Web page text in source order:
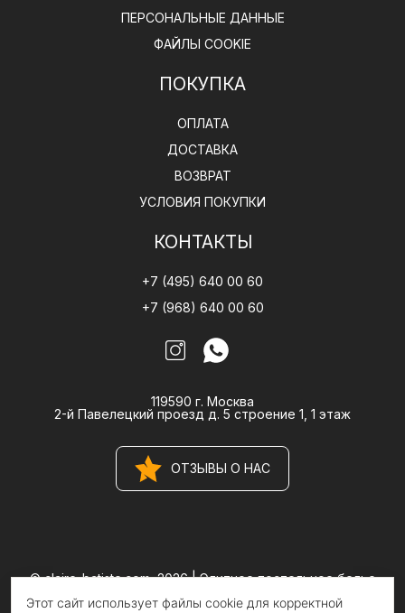
ПЕРСОНАЛЬНЫЕ ДАННЫЕ
ФАЙЛЫ COOKIE
ПОКУПКА
ОПЛАТА
ДОСТАВКА
ВОЗВРАТ
УСЛОВИЯ ПОКУПКИ
КОНТАКТЫ
+7 (495) 640 00 60
+7 (968) 640 00 60
119590 г. Москва
2-й Павелецкий проезд д. 5 строение 1, 1 этаж
ОТЗЫВЫ О НАС
© claire-batiste.com, 2026 |Элитное постельное белье
Информация на сайте носит информационный характер и не
Этот сайт использует файлы cookie для корректной